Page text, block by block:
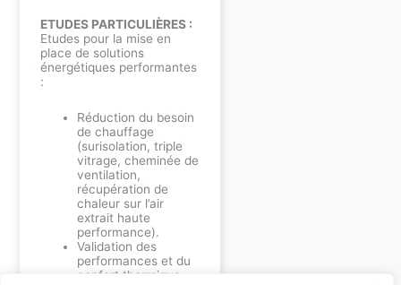
ETUDES PARTICULIÈRES :
Etudes pour la mise en
place de solutions
énergétiques performantes
:
Réduction du besoin
de chauffage
(surisolation, triple
vitrage, cheminée de
ventilation,
récupération de
chaleur sur l’air
extrait haute
performance).
Validation des
performances et du
confort thermique